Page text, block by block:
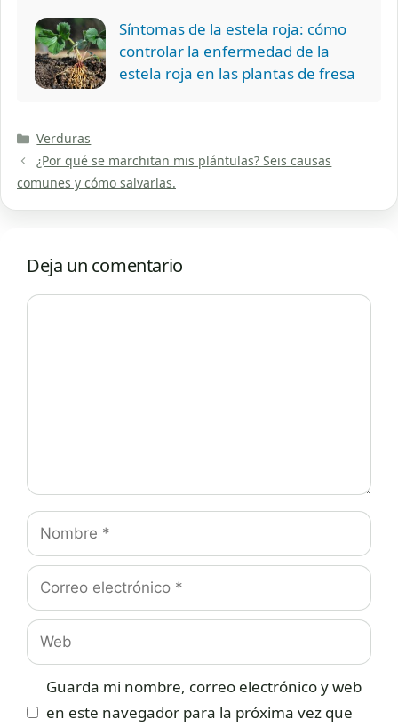
Síntomas de la estela roja: cómo
controlar la enfermedad de la
estela roja en las plantas de fresa
Categorías
Verduras
¿Por qué se marchitan mis plántulas? Seis causas
comunes y cómo salvarlas.
Deja un comentario
Comentario
Nombre
Correo
electrónico
Web
Guarda mi nombre, correo electrónico y web
en este navegador para la próxima vez que